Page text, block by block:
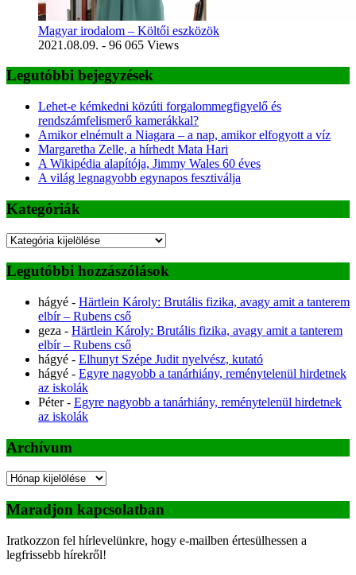
Magyar irodalom – Költői eszközök
2021.08.09. - 96 065 Views
Legutóbbi bejegyzések
Lehet-e kémkedni közúti forgalommegfigyelő és
rendszámfelismerő kamerákkal?
Amikor elnémult a Niagara – a nap, amikor elfogyott a víz
Margaretha Zelle, a hírhedt Mata Hari
A Wikipédia alapítója, Jimmy Wales 60 éves
A világ legnagyobb egynapos fesztiválja
Kategóriák
Kategóriák
Legutóbbi hozzászólások
hágyé - Härtlein Károly: Brutális fizika, avagy amit a tanterem
elbír – Rubens cső
geza - Härtlein Károly: Brutális fizika, avagy amit a tanterem
elbír – Rubens cső
hágyé - Elhunyt Szépe Judit nyelvész, kutató
hágyé - Egyre nagyobb a tanárhiány, reménytelenül hirdetnek
az iskolák
Péter- Egyre nagyobb a tanárhiány, reménytelenül hirdetnek
az iskolák
Archívum
Archívum
Maradjon kapcsolatban
Iratkozzon fel hírlevelünkre, hogy e-mailben értesülhessen a
legfrissebb hírekről!